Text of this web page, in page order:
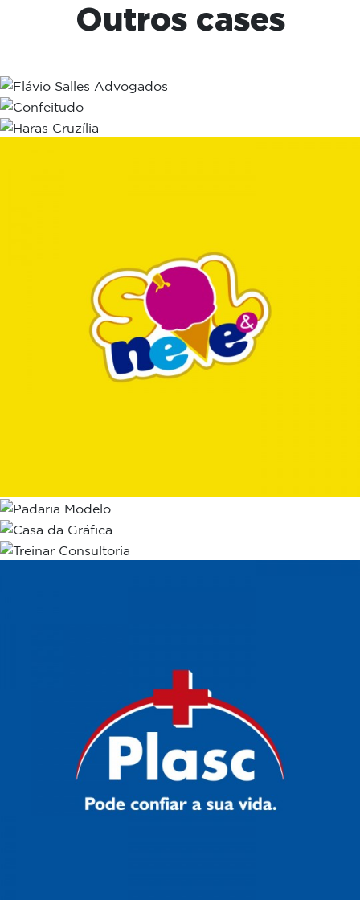
Outros cases